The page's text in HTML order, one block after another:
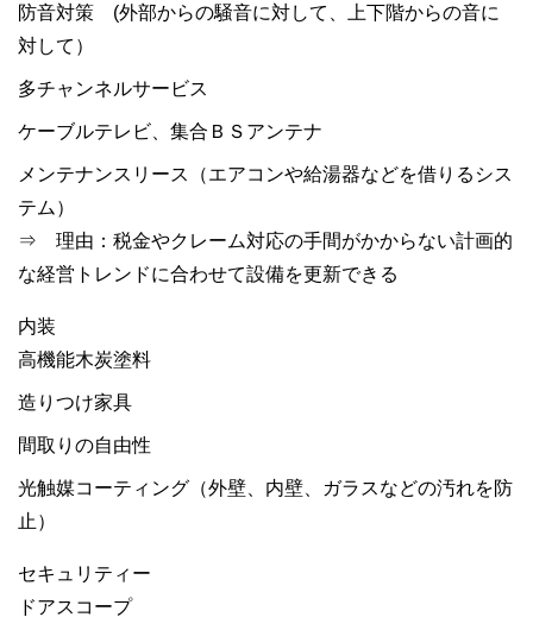
防音対策 (外部からの騒音に対して、上下階からの音に
対して）
多チャンネルサービス
ケーブルテレビ、集合ＢＳアンテナ
メンテナンスリース（エアコンや給湯器などを借りるシス
テム）
⇒ 理由：税金やクレーム対応の手間がかからない計画的
な経営トレンドに合わせて設備を更新できる
内装
高機能木炭塗料
造りつけ家具
間取りの自由性
光触媒コーティング（外壁、内壁、ガラスなどの汚れを防
止）
セキュリティー
ドアスコープ